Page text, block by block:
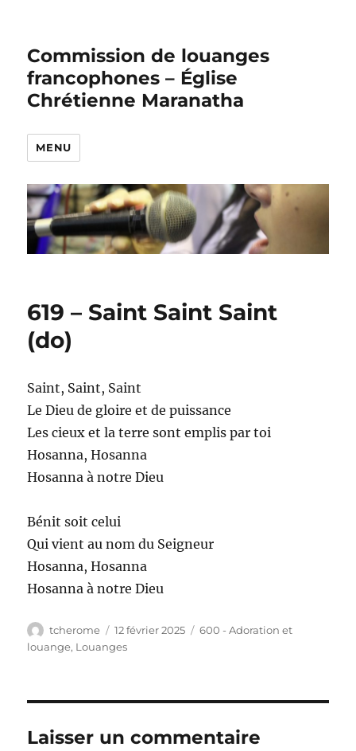
Commission de louanges
francophones – Église
Chrétienne Maranatha
MENU
619 – Saint Saint Saint
(do)
Saint, Saint, Saint
Le Dieu de gloire et de puissance
Les cieux et la terre sont emplis par toi
Hosanna, Hosanna
Hosanna à notre Dieu
Bénit soit celui
Qui vient au nom du Seigneur
Hosanna, Hosanna
Hosanna à notre Dieu
Auteur
tcherome
Publié
le
12 février 2025 Catégories
600 - Adoration et
louange, Louanges
Laisser un commentaire